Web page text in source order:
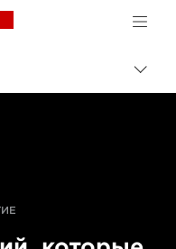
Canon Logo, back to